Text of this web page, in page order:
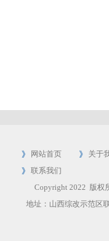
网站首页 关于
联系我们
Copyright 2022 版权
地址：山西综改示范区